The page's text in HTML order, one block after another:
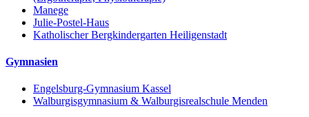
Manege
Julie-Postel-Haus
Katholischer Bergkindergarten Heiligenstadt
Gymnasien
Engelsburg-Gymnasium Kassel
Walburgisgymnasium & Walburgisrealschule Menden